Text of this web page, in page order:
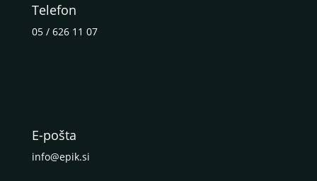
Telefon
05 / 626 11 07
E-pošta
info@epik.si